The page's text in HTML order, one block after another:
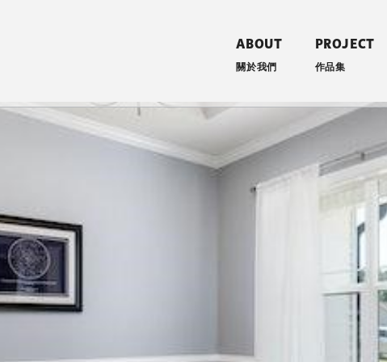
ABOUT
關於我們
PROJECT
作品集